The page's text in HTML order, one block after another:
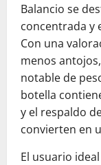
Balancio se
concentrada y
Con una
menos
notable de
botella
y el respaldo
convierten en
El usuario